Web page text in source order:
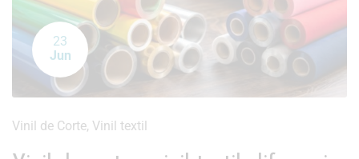
23
Jun
Vinil de Corte, Vinil textil